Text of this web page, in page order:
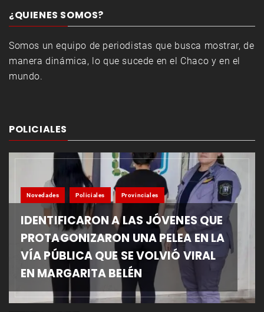
¿QUIENES SOMOS?
Somos un equipo de periodistas que busca mostrar, de
manera dinámica, lo que sucede en el Chaco y en el
mundo.
POLICIALES
Novedades Policiales Provinciales
IDENTIFICARON A LAS JÓVENES QUE
PROTAGONIZARON UNA PELEA EN LA
VÍA PÚBLICA QUE SE VOLVIÓ VIRAL
EN MARGARITA BELÉN